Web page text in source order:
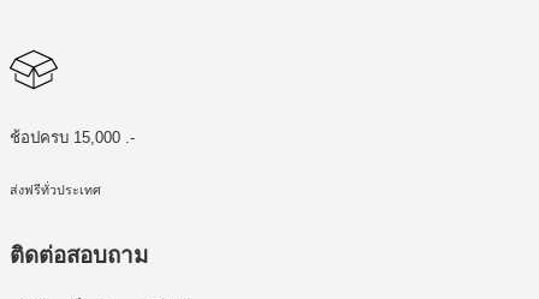
ช้อปครบ 15,000 .-
ส่งฟรีทั่วประเทศ
ติดต่อสอบถาม